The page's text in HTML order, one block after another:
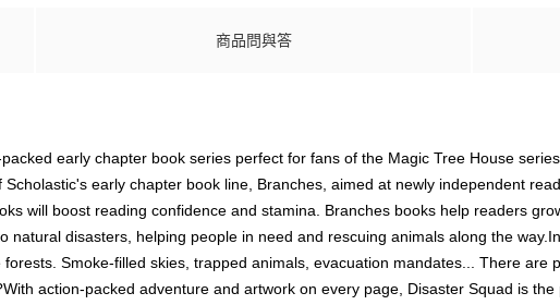
商品問與答
early chapter book series perfect for fans of the Magic Tree House
early chapter book line, Branches, aimed at newly independent
will boost reading confidence and stamina. Branches books help readers
natural disasters, helping people in need and rescuing animals along the
Smoke-filled skies, trapped animals, evacuation mandates... There are
action-packed adventure and artwork on every page, Disaster Squad is